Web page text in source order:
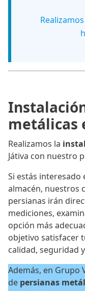
metálicas
Realizamos la
Játiva con nuestro
Si estás interesado
almacén, nuestros
persianas irán
mediciones,
opción más
objetivo satisfacer
calidad, seguridad
Además, en Grupo
de persianas